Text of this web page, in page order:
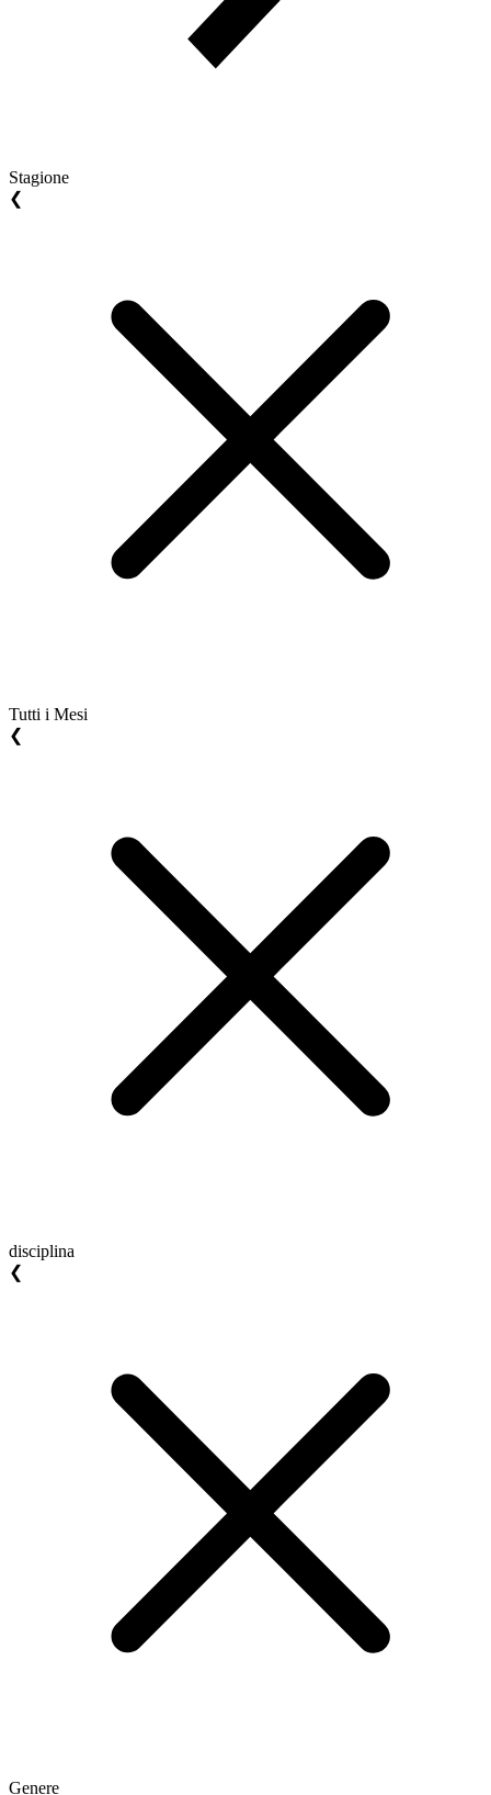
Stagione
❮
Tutti i Mesi
❮
disciplina
❮
Genere